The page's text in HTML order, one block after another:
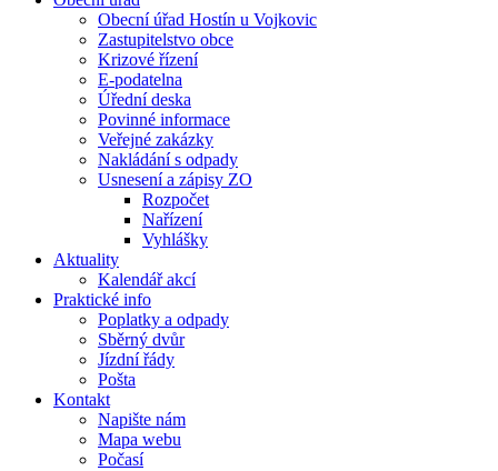
Obecní úřad Hostín u Vojkovic
Zastupitelstvo obce
Krizové řízení
E-podatelna
Úřední deska
Povinné informace
Veřejné zakázky
Nakládání s odpady
Usnesení a zápisy ZO
Rozpočet
Nařízení
Vyhlášky
Aktuality
Kalendář akcí
Praktické info
Poplatky a odpady
Sběrný dvůr
Jízdní řády
Pošta
Kontakt
Napište nám
Mapa webu
Počasí